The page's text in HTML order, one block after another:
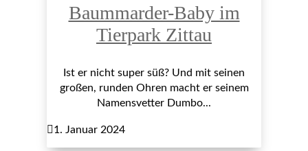
Baummarder-Baby im
Tierpark Zittau
Ist er nicht super süß? Und mit seinen
großen, runden Ohren macht er seinem
Namensvetter Dumbo...
1. Januar 2024